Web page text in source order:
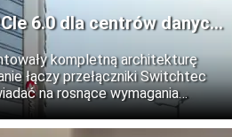
6.0 dla centrów danych
kompletną architekturę
łączy przełączniki Switchtec
na rosnące wymagania
wysokiej wydajności oraz